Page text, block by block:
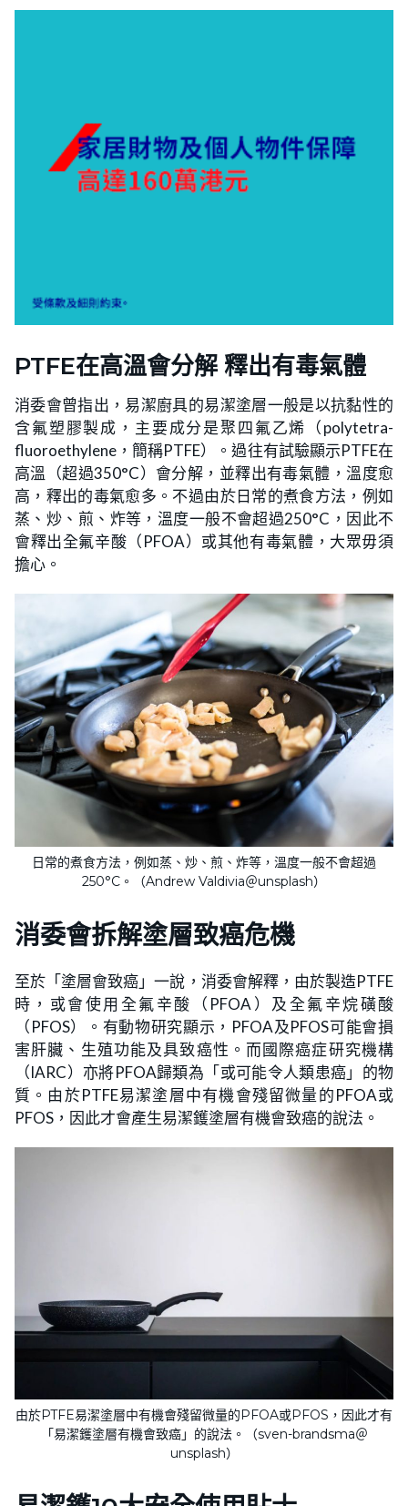
PTFE在高溫會分解 釋出有毒氣體
消委會曾指出，易潔廚具的易潔塗層一般是以抗黏性的
含氟塑膠製成，主要成分是聚四氟乙烯（polytetra-
fluoroethylene，簡稱PTFE）。過往有試驗顯示PTFE在
高溫（超過350°C）會分解，並釋出有毒氣體，溫度愈
高，釋出的毒氣愈多。不過由於日常的煮食方法，例如
蒸、炒、煎、炸等，溫度一般不會超過250°C，因此不
會釋出全氟辛酸（PFOA）或其他有毒氣體，大眾毋須
擔心。
日常的煮食方法，例如蒸、炒、煎、炸等，溫度一般不會超過
250°C。（Andrew Valdivia＠unsplash）
消委會拆解塗層致癌危機
至於「塗層會致癌」一說，消委會解釋，由於製造PTFE
時，或會使用全氟辛酸（PFOA）及全氟辛烷磺酸
（PFOS）。有動物研究顯示，PFOA及PFOS可能會損
害肝臟、生殖功能及具致癌性。而國際癌症研究機構
（IARC）亦將PFOA歸類為「或可能令人類患癌」的物
質。由於PTFE易潔塗層中有機會殘留微量的PFOA或
PFOS，因此才會產生易潔鑊塗層有機會致癌的說法。
由於PTFE易潔塗層中有機會殘留微量的PFOA或PFOS，因此才有
「易潔鑊塗層有機會致癌」的說法。（sven-brandsma＠
unsplash）